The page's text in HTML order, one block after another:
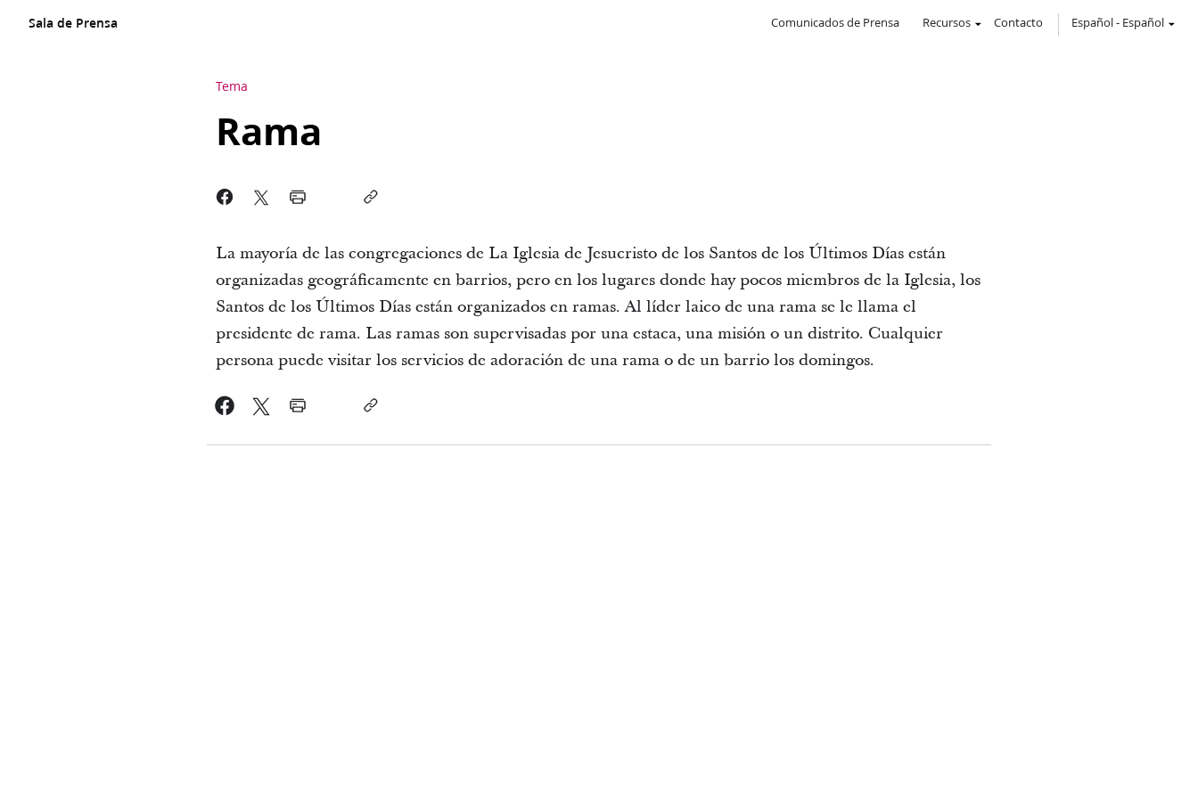
Sala de Prensa Comunicados de Prensa Recursos Contacto Español- Español
Tema
Rama
La mayoría de las congregaciones de La Iglesia de Jesucristo de los Santos de los Últimos Días están
organizadas geográficamente en barrios, pero en los lugares donde hay pocos miembros de la Iglesia, los
Santos de los Últimos Días están organizados en ramas. Al líder laico de una rama se le llama el
presidente de rama. Las ramas son supervisadas por una estaca, una misión o un distrito. Cualquier
persona puede visitar los servicios de adoración de una rama o de un barrio los domingos.